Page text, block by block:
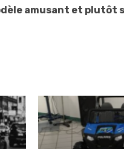
amusant et plutôt